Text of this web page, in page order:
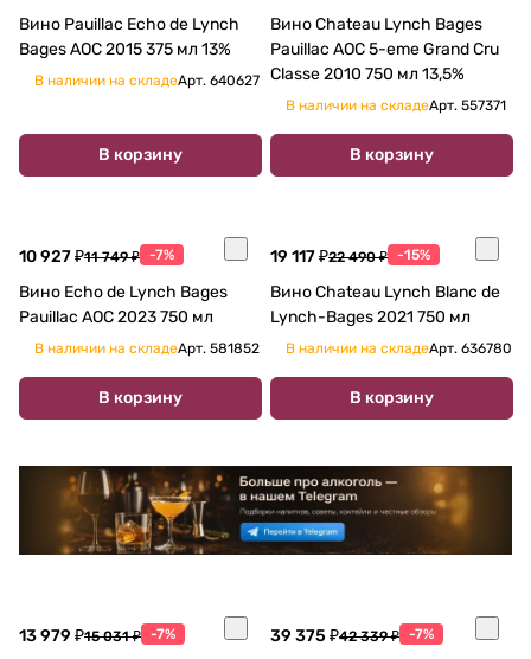
Вино Pauillac Echo de Lynch
Bages AOC 2015 375 мл 13%
В наличии на складеАрт. 640627
В корзину
Вино Chateau Lynch Bages
Pauillac AOC 5-eme Grand Cru
Classe 2010 750 мл 13,5%
В наличии на складеАрт. 557371
В корзину
10 927 ₽11 749 ₽ -7%
Вино Echo de Lynch Bages
Pauillac AOC 2023 750 мл
В наличии на складеАрт. 581852
В корзину
19 117 ₽22 490 ₽ -15%
Вино Chateau Lynch Blanc de
Lynch-Bages 2021 750 мл
В наличии на складеАрт. 636780
В корзину
13 979 ₽15 031 ₽ -7% 39 375 ₽42 339 ₽ -7%